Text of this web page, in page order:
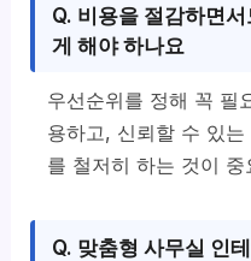
Q. 비용을 절감하면
게 해야 하나요
우선순위를 정해 꼭 필
용하고, 신뢰할 수 있
를 철저히 하는 것이 중
Q. 맞춤형 사무실 인